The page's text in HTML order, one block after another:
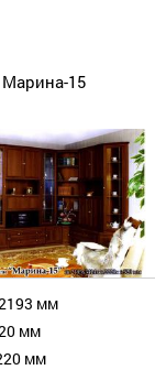
Марина-15
мм
мм
мм